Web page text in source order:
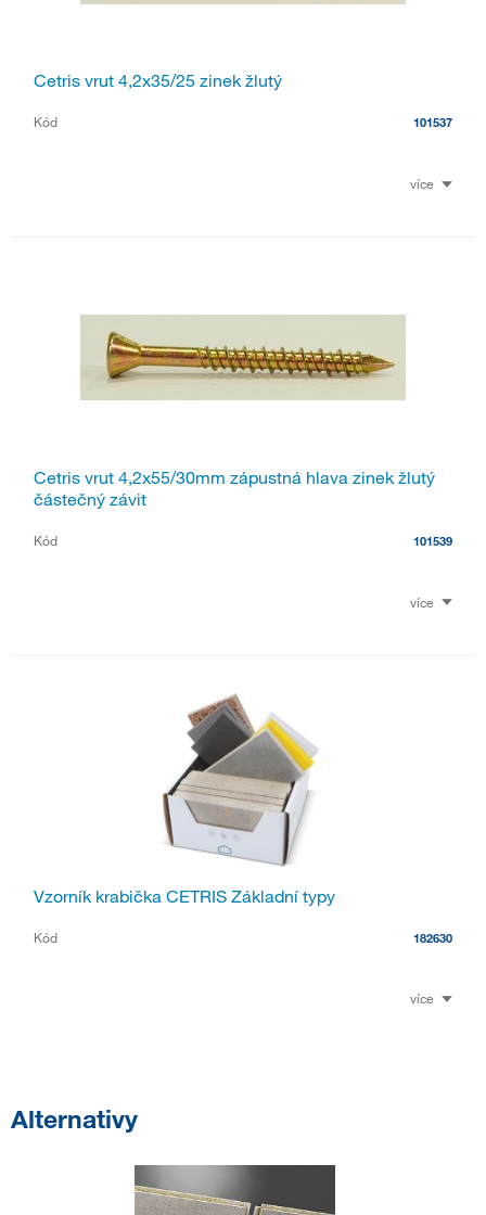
Cetris vrut 4,2x35/25 zinek žlutý
Kód 101537
více
Cetris vrut 4,2x55/30mm zápustná hlava zinek žlutý
částečný závit
Kód 101539
více
Vzorník krabička CETRIS Základní typy
Kód 182630
více
Alternativy